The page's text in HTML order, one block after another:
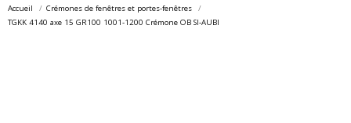
Accueil
Crémones de fenêtres et portes-fenêtres
TGKK 4140 axe 15 GR100 1001-1200 Crémone OB SI-AUBI